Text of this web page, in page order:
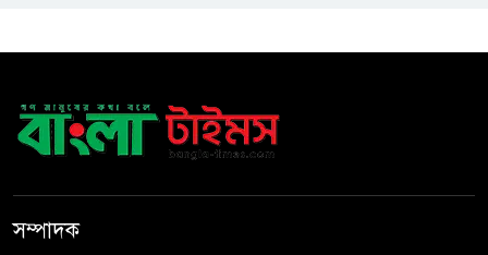
গুরুত্বপূর্ণ ব্যক্তিদের নিয়ে
কান না দেওয়ার আহ্বান
শেখ হাসিনার দিল্লির সংবাদ
সম্মেলনের সঙ্গে ভারত সরকারের
সম্পাদক